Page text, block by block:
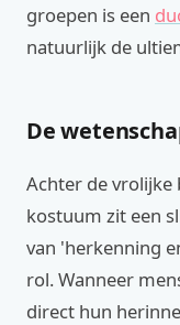
groepen is een
natuurlijk de
De
Achter de vrolijke
kostuum zit een
van 'herkenning
rol. Wanneer
direct hun